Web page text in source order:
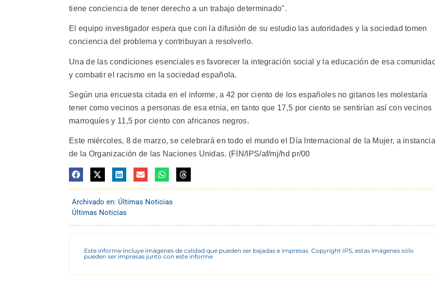
tiene conciencia de tener derecho a un trabajo determinado".
El equipo investigador espera que con la difusión de su estudio las autoridades y la sociedad tomen
conciencia del problema y contribuyan a resolverlo.
Una de las condiciones esenciales es favorecer la integración social y la educación de esa
y combatir el racismo en la sociedad española.
Según una encuesta citada en el informe, a 42 por ciento de los españoles no gitanos les molestaría
tener como vecinos a personas de esa etnia, en tanto que 17,5 por ciento se sentirían así con vecinos
marroquíes y 11,5 por ciento con africanos negros.
Este miércoles, 8 de marzo, se celebrará en todo el mundo el Día Internacional de la Mujer, a
de la Organización de las Naciones Unidas. (FIN/IPS/af/mj/hd pr/00
Archivado en: Últimas Noticias
Últimas Noticias
Este informe incluye imágenes de calidad que pueden ser bajadas e impresas. Copyright IPS, estas imágenes sólo
pueden ser impresas junto con este informe